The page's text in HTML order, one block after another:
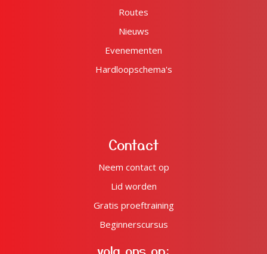
Routes
Nieuws
Evenementen
Hardloopschema's
Contact
Neem contact op
Lid worden
Gratis proeftraining
Beginnerscursus
volg ons op: